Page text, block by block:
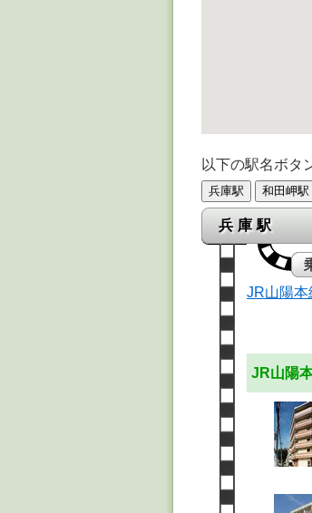
以下の駅名ボタ
兵庫駅
JR山陽本
JR山陽